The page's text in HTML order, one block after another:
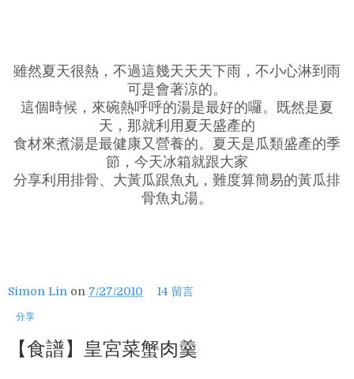
雖然夏天很熱，不過這幾天天天下雨，不小心淋到雨
可是會著涼的。
這個時候，來碗熱呼呼的湯是最好的囉。既然是夏
天，那就利用夏天盛產的
食材來煮湯是最健康又營養的。夏天是瓜類盛產的季
節，今天冰箱就跟大家
分享利用排骨、大黃瓜跟魚丸，難度算簡易的黃瓜排
骨魚丸湯。
Simon Lin on 7/27/2010 14 留言
分享
【食譜】皇宮菜蟹肉羹